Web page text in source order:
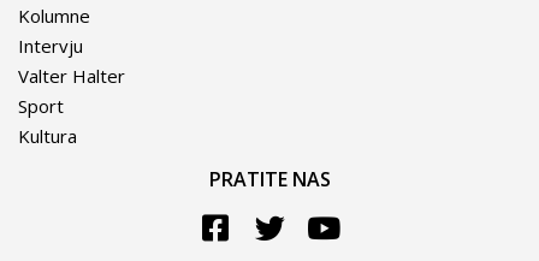
Kolumne
Intervju
Valter Halter
Sport
Kultura
PRATITE NAS